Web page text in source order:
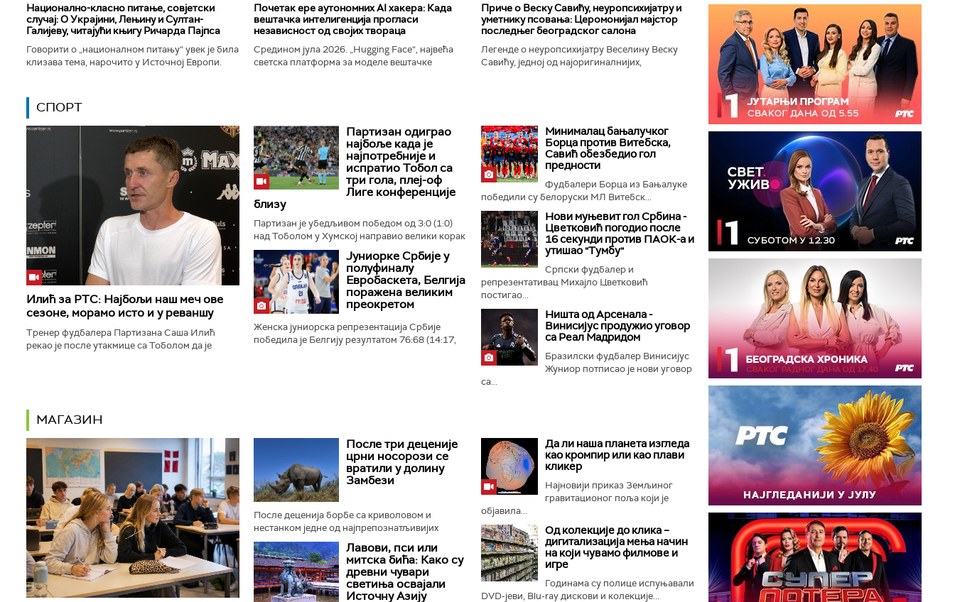
Национално-класнo питање, совјетски
случај: О Украјини, Лењину и Султан-
Галијеву, читајући књигу Ричарда Пајпса
Говорити о „националном питању“ увек је била
клизава тема, нарочито у Источној Европи.
Почетак ере аутономних AI хакера: Када
вештачка интелигенција прогласи
независност од својих твораца
Средином јула 2026. „Hugging Face“, највећа
светска платформа за моделе вештачке
Приче о Веску Савићу, неуропсихијатру и
уметнику псовања: Церомонијал мајстор
последњег београдског салона
Легенде о неуропсихијатру Веселину Веску
Савићу, једној од најоригиналнијих,
СПОРТ
Илић за РТС: Најбољи наш меч ове
сезоне, морамо исто и у реваншу
Тренер фудбалера Партизана Саша Илић
рекао је после утакмице са Тоболом да је
Партизан одиграо
најбоље када је
најпотребније и
испратио Тобол са
три гола, плеј-оф
Лиге конференције
близу
Партизан је убедљивом победом од 3:0 (1:0)
над Тоболом у Хумској направио велики корак
ка пласману у плеј-оф квалификација за Лигу
конференције. Црно-бели...Јуниорке Србије у
полуфиналу
Евробаскета, Белгија
поражена великим
преокретом
Женска јуниорска репрезентација Србије
победила је Белгију резултатом 76:68 (14:17,
Минималац бањалучког
Борца против Витебска,
Савић обезбедио гол
предности
Фудбалери Борца из Бањалуке
победили су белоруски МЛ Витебск...
Нови муњевит гол Србина -
Цветковић погодио после
16 секунди против ПАОК-а и
утишао "Тумбу"
Српски фудбалер и
репрезентативац Михајло Цветковић
постигао...
Ништа од Арсенала -
Винисијус продужио уговор
са Реал Мадридом
Бразилски фудбалер Винисијус
Жуниор потписао је нови уговор
са...
МАГАЗИН
После три деценије
црни носорози се
вратили у долину
Замбези
После деценија борбе са криволовом и
нестанком једне од најпрепознатљивијих
афричких животиња, црни носорози поново
корачају долином Замбези. Њихов повратак...
Лавови, пси или
митска бића: Како су
древни чувари
светиња освајали
Источну Азију
Да ли наша планета изгледа
као кромпир или као плави
кликер
Најновији приказ Земљиног
гравитационог поља који је
објавила...
Од колекције до клика –
дигитализација мења начин
на који чувамо филмове и
игре
Годинама су полице испуњавали
DVD-јеви, Blu-ray дискови и колекције...